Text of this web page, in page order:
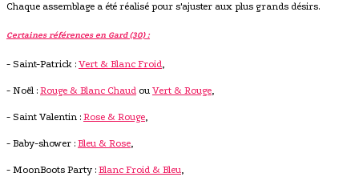
Chaque assemblage a été réalisé pour s'ajuster aux plus grands désirs.
Certaines références en Gard (30) :
- Saint-Patrick : Vert & Blanc Froid,
- Noël : Rouge & Blanc Chaud ou Vert & Rouge,
- Saint Valentin : Rose & Rouge,
- Baby-shower : Bleu & Rose,
- MoonBoots Party : Blanc Froid & Bleu,